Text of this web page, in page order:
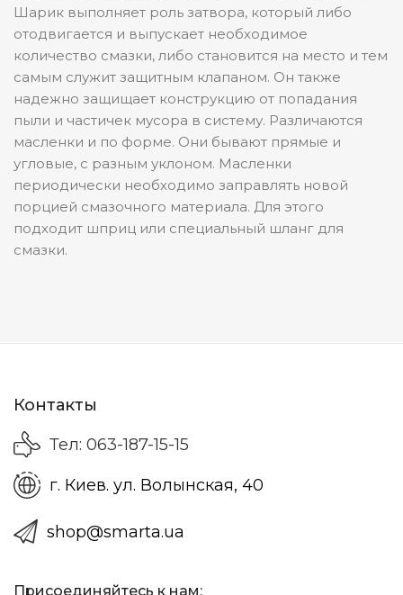
Шарик выполняет роль затвора, который либо
отодвигается и выпускает необходимое
количество смазки, либо становится на место и тем
самым служит защитным клапаном. Он также
надежно защищает конструкцию от попадания
пыли и частичек мусора в систему. Различаются
масленки и по форме. Они бывают прямые и
угловые, с разным уклоном. Масленки
периодически необходимо заправлять новой
порцией смазочного материала. Для этого
подходит шприц или специальный шланг для
смазки.
Контакты
Тел: 063-187-15-15
г. Киев. ул. Волынская, 40
shop@smarta.ua
Присоединяйтесь к нам: